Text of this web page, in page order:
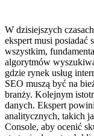
W dzisiejszych
ekspert musi posiadać
wszystkim,
algorytmów
gdzie rynek usług
SEO muszą być na
branży. Kolejnym
danych. Ekspert
analitycznych, takich
Console, aby ocenić